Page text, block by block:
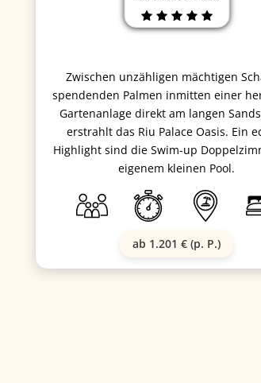
Zwischen unzähligen mächtigen
spendenden Palmen inmitten einer
Gartenanlage direkt am langen
erstrahlt das Riu Palace Oasis. Ein
Highlight sind die Swim-up
eigenem kleinen Pool.
ab 1.201 € (p. P.)